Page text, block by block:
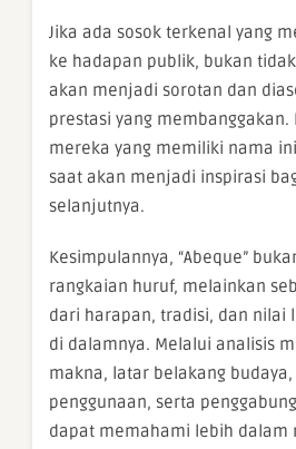
Jika ada sosok terkenal yang
ke hadapan publik, bukan tidak
akan menjadi sorotan dan
prestasi yang membanggakan.
mereka yang memiliki nama
saat akan menjadi inspirasi
selanjutnya.
Kesimpulannya, “Abeque”
rangkaian huruf, melainkan
dari harapan, tradisi, dan nilai
di dalamnya. Melalui analisis
makna, latar belakang budaya,
penggunaan, serta
dapat memahami lebih dalam